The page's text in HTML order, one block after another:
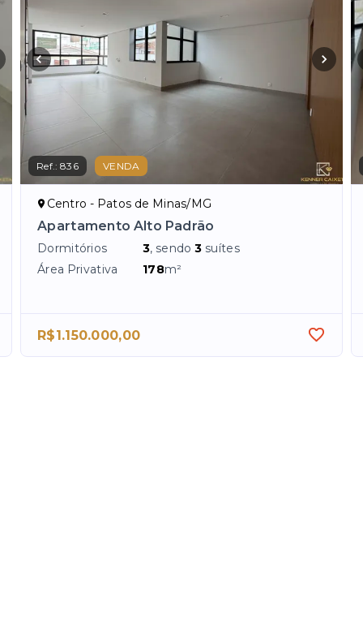
Ref.:836 VENDA
Centro - Patos de Minas/MG
Apartamento Alto Padrão
Dormitórios 3, sendo3 suítes
Área Privativa
178m²
R$1.150.000,00